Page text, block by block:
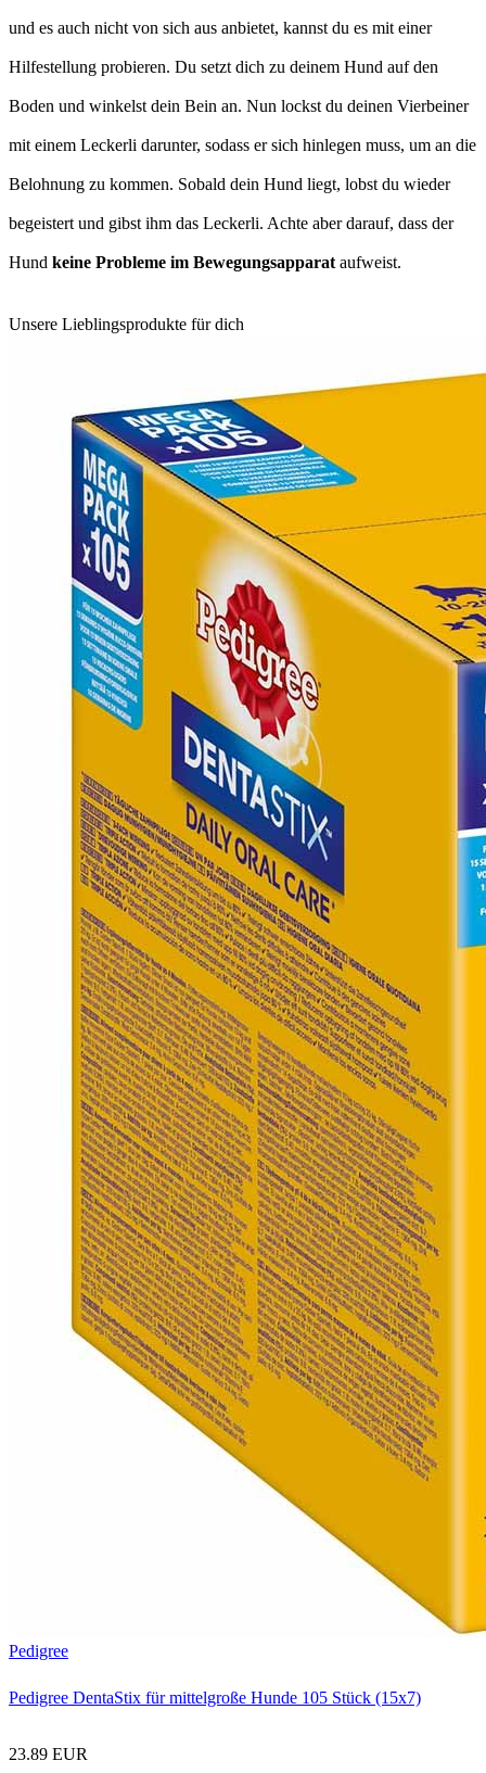
und es auch nicht von sich aus anbietet, kannst du es mit einer
Hilfestellung probieren. Du setzt dich zu deinem Hund auf den
Boden und winkelst dein Bein an. Nun lockst du deinen Vierbeiner
mit einem Leckerli darunter, sodass er sich hinlegen muss, um an die
Belohnung zu kommen. Sobald dein Hund liegt, lobst du wieder
begeistert und gibst ihm das Leckerli. Achte aber darauf, dass der
Hund keine Probleme im Bewegungsapparat aufweist.
Unsere Lieblingsprodukte für dich
Pedigree
Pedigree DentaStix für mittelgroße Hunde 105 Stück (15x7)
23.89 EUR